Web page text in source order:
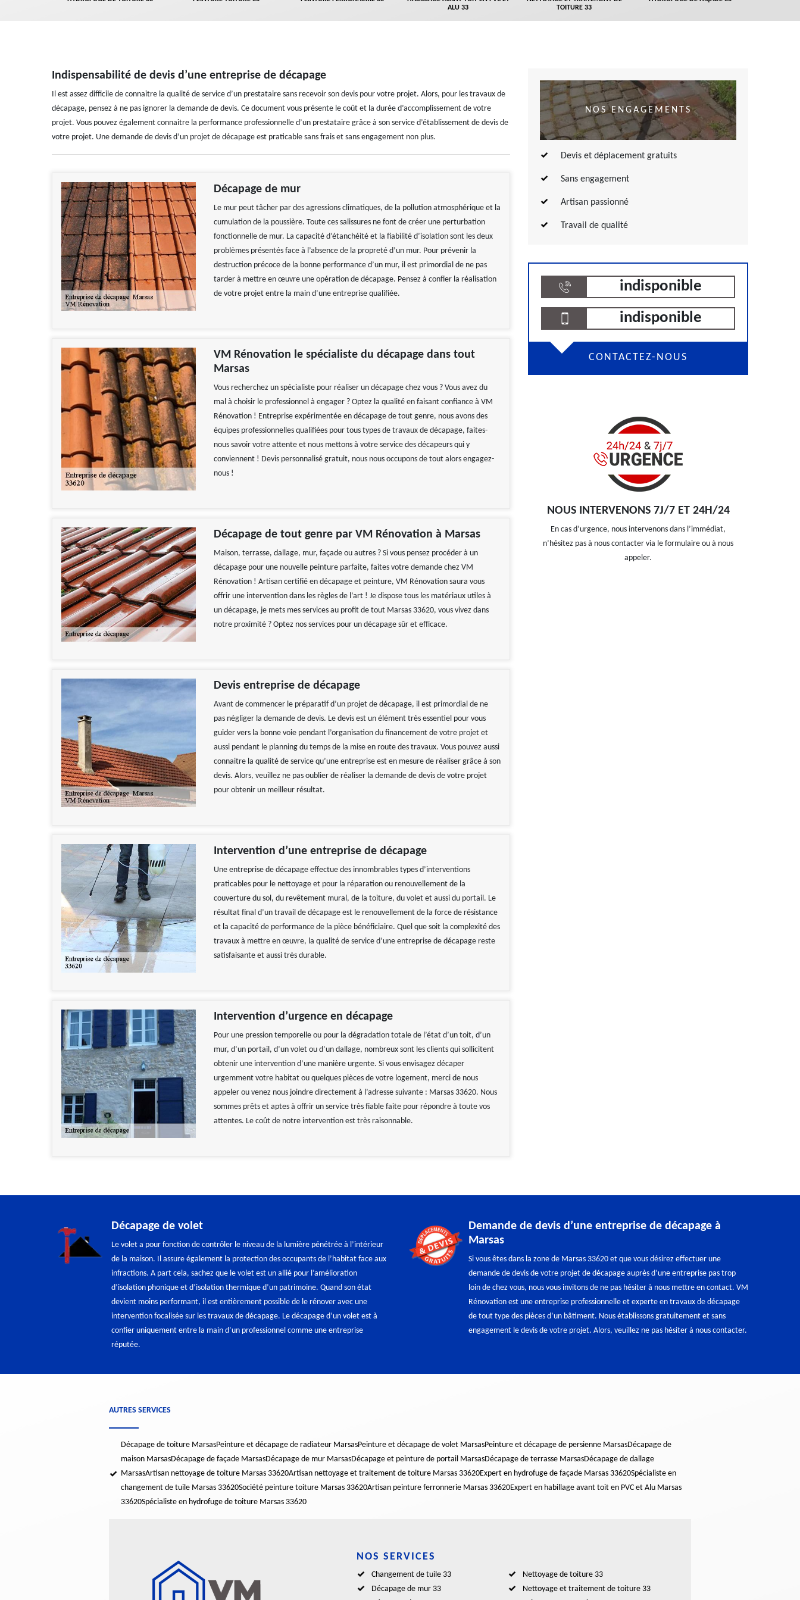
ALU 33
TOITURE 33
Indispensabilité de devis d’une entreprise de décapage
Il est assez difficile de connaitre la qualité de service d’un prestataire sans recevoir son devis pour votre projet. Alors, pour les travaux de
décapage, pensez à ne pas ignorer la demande de devis. Ce document vous présente le coût et la durée d’accomplissement de votre
projet. Vous pouvez également connaitre la performance professionnelle d’un prestataire grâce à son service d’établissement de devis de
votre projet. Une demande de devis d’un projet de décapage est praticable sans frais et sans engagement non plus.
Décapage de mur
Le mur peut tâcher par des agressions climatiques, de la pollution atmosphérique et la
cumulation de la poussière. Toute ces salissures ne font de créer une perturbation
fonctionnelle de mur. La capacité d’étanchéité et la fiabilité d’isolation sont les deux
problèmes présentés face à l’absence de la propreté d’un mur. Pour prévenir la
destruction précoce de la bonne performance d’un mur, il est primordial de ne pas
tarder à mettre en œuvre une opération de décapage. Pensez à confier la réalisation
de votre projet entre la main d’une entreprise qualifiée.
VM Rénovation le spécialiste du décapage dans tout
Marsas
Vous recherchez un spécialiste pour réaliser un décapage chez vous ? Vous avez du
mal à choisir le professionnel à engager ? Optez la qualité en faisant confiance à VM
Rénovation ! Entreprise expérimentée en décapage de tout genre, nous avons des
équipes professionnelles qualifiées pour tous types de travaux de décapage, faites-
nous savoir votre attente et nous mettons à votre service des décapeurs qui y
conviennent ! Devis personnalisé gratuit, nous nous occupons de tout alors engagez-
nous !
Décapage de tout genre par VM Rénovation à Marsas
Maison, terrasse, dallage, mur, façade ou autres ? Si vous pensez procéder à un
décapage pour une nouvelle peinture parfaite, faites votre demande chez VM
Rénovation ! Artisan certifié en décapage et peinture, VM Rénovation saura vous
offrir une intervention dans les règles de l’art ! Je dispose tous les matériaux utiles à
un décapage, je mets mes services au profit de tout Marsas 33620, vous vivez dans
notre proximité ? Optez nos services pour un décapage sûr et efficace.
Devis entreprise de décapage
Avant de commencer le préparatif d’un projet de décapage, il est primordial de ne
pas négliger la demande de devis. Le devis est un élément très essentiel pour vous
guider vers la bonne voie pendant l’organisation du financement de votre projet et
aussi pendant le planning du temps de la mise en route des travaux. Vous pouvez aussi
connaitre la qualité de service qu’une entreprise est en mesure de réaliser grâce à son
devis. Alors, veuillez ne pas oublier de réaliser la demande de devis de votre projet
pour obtenir un meilleur résultat.
Intervention d’une entreprise de décapage
Une entreprise de décapage effectue des innombrables types d’interventions
praticables pour le nettoyage et pour la réparation ou renouvellement de la
couverture du sol, du revêtement mural, de la toiture, du volet et aussi du portail. Le
résultat final d’un travail de décapage est le renouvellement de la force de résistance
et la capacité de performance de la pièce bénéficiaire. Quel que soit la complexité des
travaux à mettre en œuvre, la qualité de service d’une entreprise de décapage reste
satisfaisante et aussi très durable.
Intervention d’urgence en décapage
Pour une pression temporelle ou pour la dégradation totale de l’état d’un toit, d’un
mur, d’un portail, d’un volet ou d’un dallage, nombreux sont les clients qui sollicitent
obtenir une intervention d’une manière urgente. Si vous envisagez décaper
urgemment votre habitat ou quelques pièces de votre logement, merci de nous
appeler ou venez nous joindre directement à l’adresse suivante : Marsas 33620. Nous
sommes prêts et aptes à offrir un service très fiable faite pour répondre à toute vos
attentes. Le coût de notre intervention est très raisonnable.
NOS ENGAGEMENTS
Devis et déplacement gratuits
Sans engagement
Artisan passionné
Travail de qualité
indisponible
indisponible
CONTACTEZ-NOUS
NOUS INTERVENONS 7J/7 ET 24H/24
En cas d’urgence, nous intervenons dans l’immédiat,
n’hésitez pas à nous contacter via le formulaire ou à nous
appeler.
Décapage de volet
Le volet a pour fonction de contrôler le niveau de la lumière pénétrée à l’intérieur
de la maison. Il assure également la protection des occupants de l’habitat face aux
infractions. A part cela, sachez que le volet est un allié pour l’amélioration
d’isolation phonique et d’isolation thermique d’un patrimoine. Quand son état
devient moins performant, il est entièrement possible de le rénover avec une
intervention focalisée sur les travaux de décapage. Le décapage d’un volet est à
confier uniquement entre la main d’un professionnel comme une entreprise
réputée.
Demande de devis d’une entreprise de décapage à
Marsas
Si vous êtes dans la zone de Marsas 33620 et que vous désirez effectuer une
demande de devis de votre projet de décapage auprès d’une entreprise pas trop
loin de chez vous, nous vous invitons de ne pas hésiter à nous mettre en contact. VM
Rénovation est une entreprise professionnelle et experte en travaux de décapage
de tout type des pièces d’un bâtiment. Nous établissons gratuitement et sans
engagement le devis de votre projet. Alors, veuillez ne pas hésiter à nous contacter.
AUTRES SERVICES
Décapage de toiture MarsasPeinture et décapage de radiateur MarsasPeinture et décapage de volet MarsasPeinture et décapage de persienne MarsasDécapage de
maison MarsasDécapage de façade MarsasDécapage de mur MarsasDécapage et peinture de portail MarsasDécapage de terrasse MarsasDécapage de dallage
MarsasArtisan nettoyage de toiture Marsas 33620Artisan nettoyage et traitement de toiture Marsas 33620Expert en hydrofuge de façade Marsas 33620Spécialiste en
changement de tuile Marsas 33620Société peinture toiture Marsas 33620Artisan peinture ferronnerie Marsas 33620Expert en habillage avant toit en PVC et Alu Marsas
33620Spécialiste en hydrofuge de toiture Marsas 33620
NOS SERVICES
Changement de tuile 33
Décapage de mur 33
Nettoyage de toiture 33
Nettoyage et traitement de toiture 33